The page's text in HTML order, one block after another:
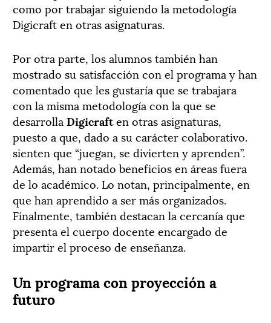
como por trabajar siguiendo la metodología
Digicraft en otras asignaturas.
Por otra parte, los alumnos también han
mostrado su satisfacción con el programa y han
comentado que les gustaría que se trabajara
con la misma metodología con la que se
desarrolla Digicraften otras asignaturas,
puesto a que, dado a su carácter colaborativo.
sienten que “juegan, se divierten y aprenden”.
Además, han notado beneficios en áreas fuera
de lo académico. Lo notan, principalmente, en
que han aprendido a ser más organizados.
Finalmente, también destacan la cercanía que
presenta el cuerpo docente encargado de
impartir el proceso de enseñanza.
Un programa con proyección a
futuro